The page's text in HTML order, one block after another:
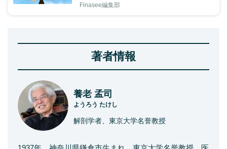
Finasee編集部
著者情報
養老 孟司
ようろう たけし
解剖学者、東京大学名誉教授